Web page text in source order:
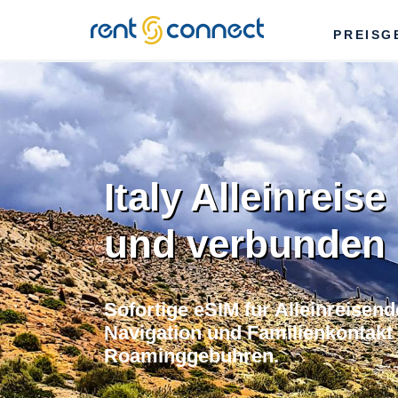
RENT'N
CONNECT
Italy Alleinreise
und verbunden
Sofortige eSIM fur
Navigation und Familienkontakt
Roaminggebuhren.